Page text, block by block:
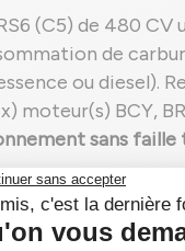
(C5) de 480 CV
de
ou diesel).
moteur(s) BCY,
sans faille
AUDI RS6